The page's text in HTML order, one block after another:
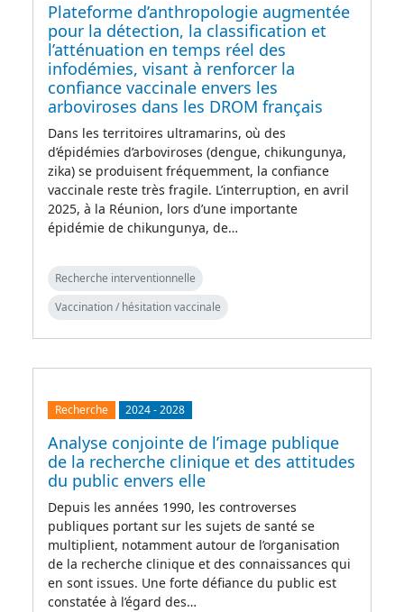
Plateforme d’anthropologie augmentée
pour la détection, la classification et
l’atténuation en temps réel des
infodémies, visant à renforcer la
confiance vaccinale envers les
arboviroses dans les DROM français
Dans les territoires ultramarins, où des
d’épidémies d’arboviroses (dengue, chikungunya,
zika) se produisent fréquemment, la confiance
vaccinale reste très fragile. L’interruption, en avril
2025, à la Réunion, lors d’une importante
épidémie de chikungunya, de…
Recherche interventionnelle
Vaccination / hésitation vaccinale
Recherche 2024-2028
Analyse conjointe de l’image publique
de la recherche clinique et des attitudes
du public envers elle
Depuis les années 1990, les controverses
publiques portant sur les sujets de santé se
multiplient, notamment autour de l’organisation
de la recherche clinique et des connaissances qui
en sont issues. Une forte défiance du public est
constatée à l’égard des…